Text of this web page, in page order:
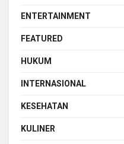
ENTERTAINMENT
FEATURED
HUKUM
INTERNASIONAL
KESEHATAN
KULINER